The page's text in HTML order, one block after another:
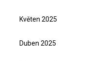
Květen 2025
Duben 2025